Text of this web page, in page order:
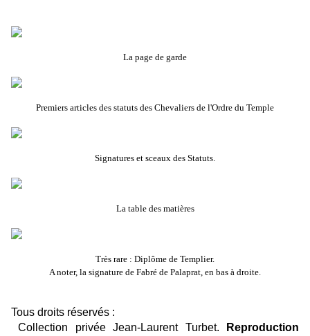
La page de garde
Premiers articles des statuts des Chevaliers de l'Ordre du Temple
Signatures et sceaux des Statuts.
La table des matières
Très rare : Diplôme de Templier.
A noter, la signature de Fabré de Palaprat, en bas à droite.
Tous droits réservés :
Collection privée Jean-Laurent Turbet.
Reproduction